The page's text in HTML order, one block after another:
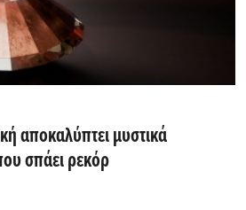
αποκαλύπτει μυστικά
σπάει ρεκόρ